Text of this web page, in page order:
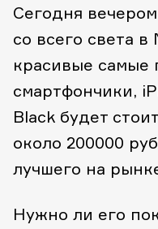
Сегодня
со всего света в
красивые самые
смартфончики,
Black будет
около 200000
лучшего на
Нужно ли его